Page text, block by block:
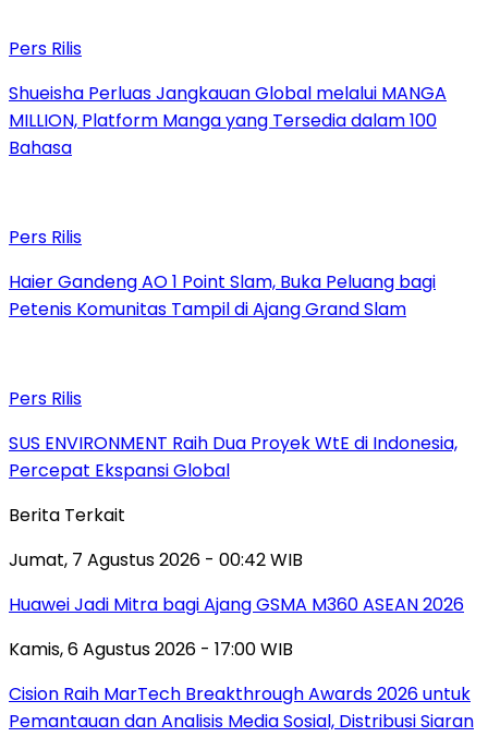
Pers Rilis
Shueisha Perluas Jangkauan Global melalui MANGA
MILLION, Platform Manga yang Tersedia dalam 100
Bahasa
Pers Rilis
Haier Gandeng AO 1 Point Slam, Buka Peluang bagi
Petenis Komunitas Tampil di Ajang Grand Slam
Pers Rilis
SUS ENVIRONMENT Raih Dua Proyek WtE di Indonesia,
Percepat Ekspansi Global
Berita Terkait
Jumat, 7 Agustus 2026 - 00:42 WIB
Huawei Jadi Mitra bagi Ajang GSMA M360 ASEAN 2026
Kamis, 6 Agustus 2026 - 17:00 WIB
Cision Raih MarTech Breakthrough Awards 2026 untuk
Pemantauan dan Analisis Media Sosial, Distribusi Siaran